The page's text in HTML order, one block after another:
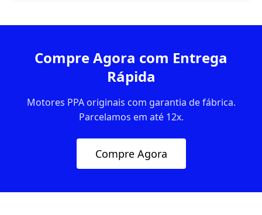
Compre Agora com Entrega
Rápida
Motores PPA originais com garantia de fábrica.
Parcelamos em até 12x.
Compre Agora